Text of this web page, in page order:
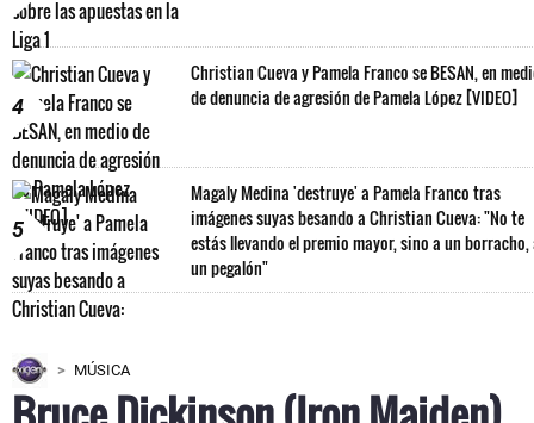
4
Christian Cueva y Pamela Franco se BESAN, en
de denuncia de agresión de Pamela López [VIDEO]
5
Magaly Medina 'destruye' a Pamela Franco tras
imágenes suyas besando a Christian Cueva: "No te
estás llevando el premio mayor, sino a un borracho,
un pegalón"
MÚSICA